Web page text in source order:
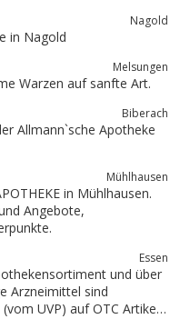
30 31 32 33.Unser Call-Nagold
in Nagold
Melsungen
Warzen auf sanfte Art.
Biberach
Allmann`sche Apotheke
Mühlhausen
in Mühlhausen.
Angebote,
Essen
und über
Arzneimittel sind
UVP) auf OTC Artikel